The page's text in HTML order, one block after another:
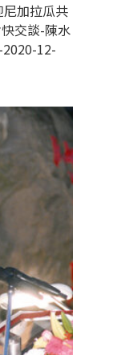
加拉瓜共
交談-陳水
2020-12-